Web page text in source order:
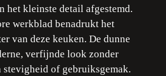
het kleinste detail afgestemd.
werkblad benadrukt het
van deze keuken. De dunne
verfijnde look zonder
stevigheid of gebruiksgemak.